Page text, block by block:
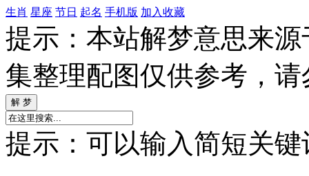
生肖 星座 节日 起名 手机版 加入收藏
提示：本站解梦意思来
集整理配图仅供参考，
提示：可以输入简短关键